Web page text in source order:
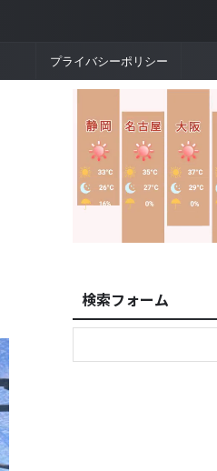
プライバシーポリシー
検索フォーム